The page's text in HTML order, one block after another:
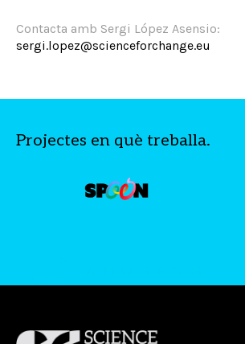
Contacta amb Sergi López Asensio:
sergi.lopez@scienceforchange.eu
Projectes en què treballa.